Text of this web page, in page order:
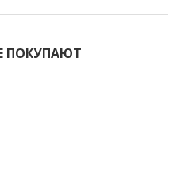
ПОКУПАЮТ